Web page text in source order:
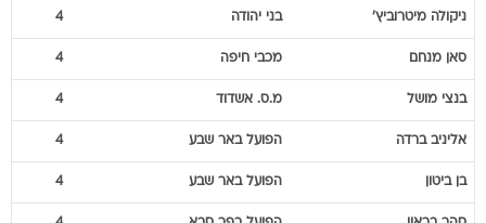
ניקולה מיטרוביץ' בני יהודה 4
סאן מנחם מכבי חיפה 4
בנצי מושל מ.ס. אשדוד 4
אליניב ברדה הפועל באר שבע 4
בן ביטון הפועל באר שבע 4